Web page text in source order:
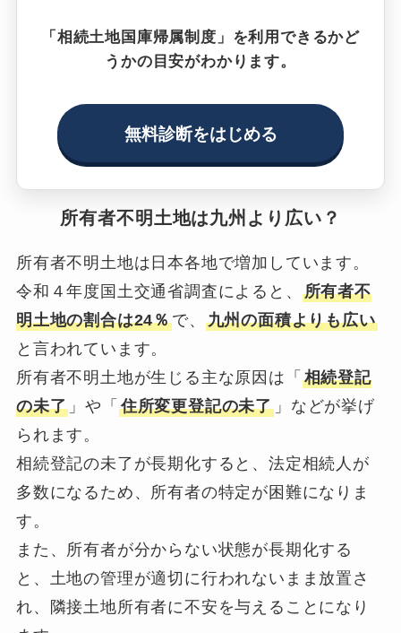
「相続土地国庫帰属制度」を利用できるかど
うかの目安がわかります。
無料診断をはじめる
所有者不明土地は九州より広い？
所有者不明土地は日本各地で増加しています。
令和４年度国土交通省調査によると、 所有者不
明土地の割合は24％で、 九州の面積よりも広い
と言われています。
所有者不明土地が生じる主な原因は「 相続登記
の未了 」や「 住所変更登記の未了 」などが挙げ
られます。
相続登記の未了が長期化すると、法定相続人が
多数になるため、所有者の特定が困難になりま
す。
また、所有者が分からない状態が長期化する
と、土地の管理が適切に行われないまま放置さ
れ、隣接土地所有者に不安を与えることになり